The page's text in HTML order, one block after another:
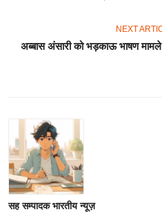
NEXT
अब्बास अंसारी को भड़काऊ भाषण मामले
सह सम्पादक भारतीय न्यूज़